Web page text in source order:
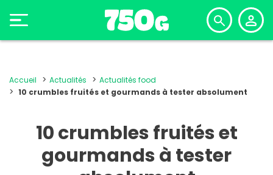
Accueil Actualités
Actualités food
10 crumbles fruités et gourmands à tester absolument
10 crumbles fruités et
gourmands à tester